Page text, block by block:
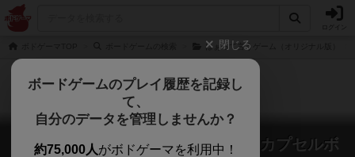
はぁって言うゲーム（オリジナル版）
はぁって言うゲームmini・演技篇 カプセルボ
閉じる
ボードゲームのプレイ履歴を記録し
て、
自分のデータを管理しませんか？
約75,000人がボドゲーマを利用中！